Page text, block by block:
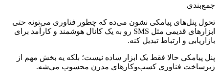
جمع‌بندی
تحول پنل‌های پیامکی نشون می‌ده که چطور فناوری می‌تونه حتی
ابزارهای قدیمی مثل SMS رو به یک کانال هوشمند و کارآمد برای
بازاریابی و ارتباط تبدیل کنه.
پنل پیامکی حالا فقط یک ابزار ساده نیست؛ بلکه یه بخش مهم از
زیرساخت فناوری کسب‌وکارهای مدرن محسوب می‌شه.